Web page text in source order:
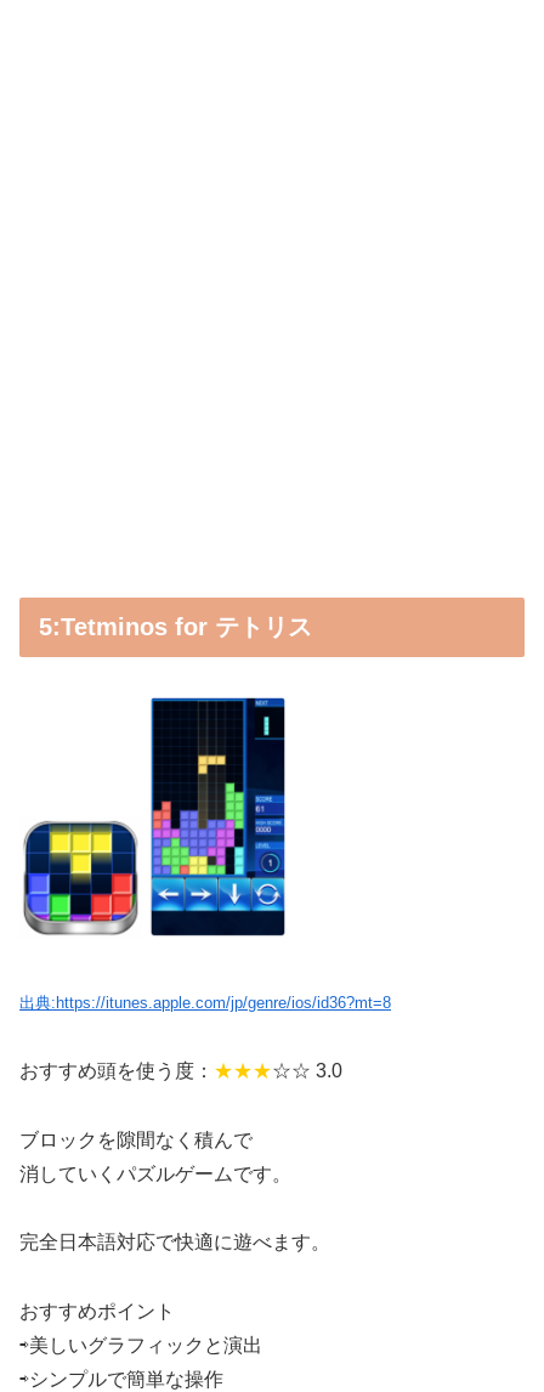
5:Tetminos for テトリス
出典:https://itunes.apple.com/jp/genre/ios/id36?mt=8
おすすめ頭を使う度： ★★★☆☆ 3.0
ブロックを隙間なく積んで
消していくパズルゲームです。
完全日本語対応で快適に遊べます。
おすすめポイント
⇨美しいグラフィックと演出
⇨シンプルで簡単な操作